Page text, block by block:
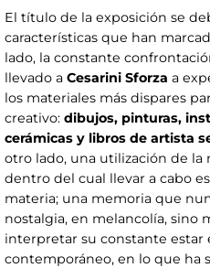
El título de la exposición se
características que han
lado, la constante
llevado a Cesarini Sforza a
los materiales más dispares
creativo: dibujos, pinturas,
cerámicas y libros de artista
otro lado, una utilización de
dentro del cual llevar a cabo
materia; una memoria que
nostalgia, en melancolía, sino
interpretar su constante estar
contemporáneo, en lo que ha